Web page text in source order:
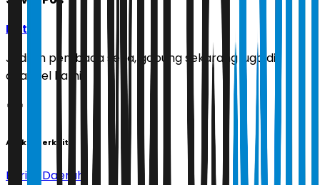
Ikuti
Jadilah pembaca setia, gabung sekarang juga di
channel kami!
Artikel Terkait
Berita Daerah